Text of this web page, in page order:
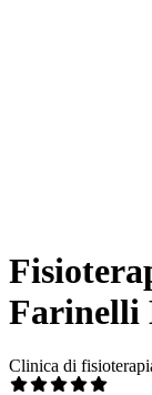
Farinelli
Clinica di